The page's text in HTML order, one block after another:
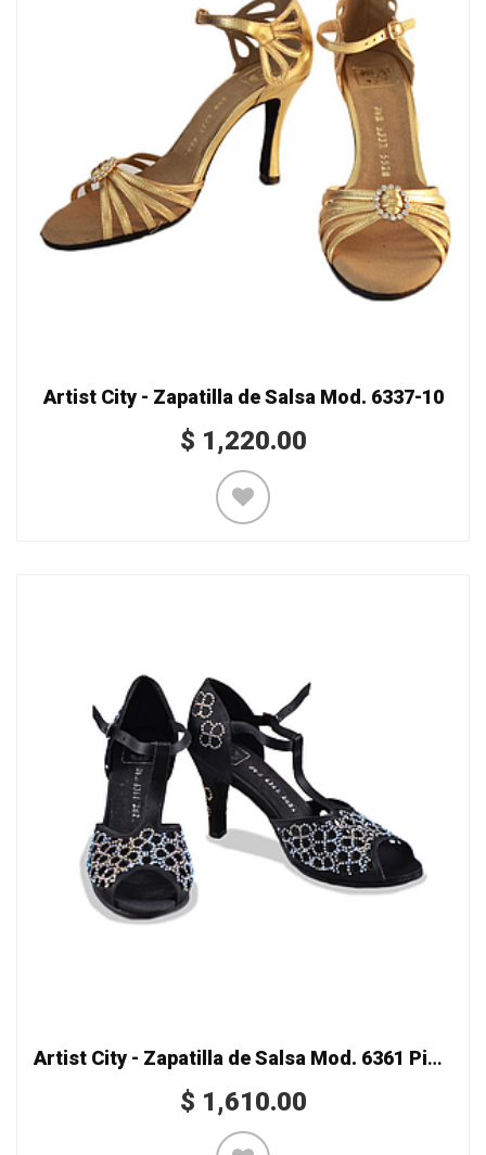
Artist City - Zapatilla de Salsa Mod. 6337-10
$ 1,220.00
Artist City - Zapatilla de Salsa Mod. 6361 Piedras Trébol
$ 1,610.00